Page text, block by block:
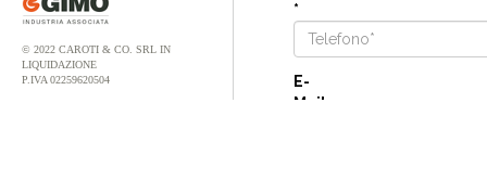
© 2022 CAROTI & CO. SRL IN
LIQUIDAZIONE
P.IVA 02259620504
*
E-
Mail